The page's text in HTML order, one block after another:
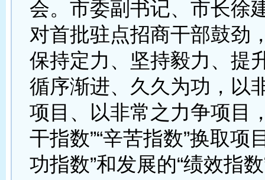
会。市委副书记、市长徐
对首批驻点招商干部鼓劲
保持定力、坚持毅力、提
循序渐进、久久为功，以
项目、以非常之力争项目
干指数”“辛苦指数”换取项
功指数”和发展的“绩效指